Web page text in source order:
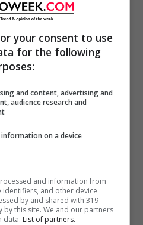
si fa breakare e
nelle situazioni di
your consent to use
for the following
and content, advertising and
audience research and
on a device
and information from
identifiers, and other device
by and shared with 319
by this site. We and our partners
data. List of partners.